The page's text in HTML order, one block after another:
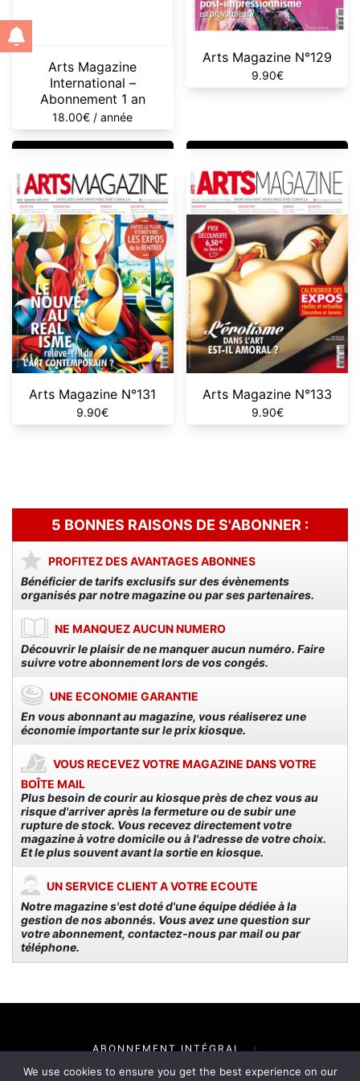
Arts Magazine
International –
Abonnement 1 an
18.00€ / année
Arts Magazine N°129
9.90€
Arts Magazine N°131
9.90€
Arts Magazine N°133
9.90€
5 BONNES RAISONS DE S'ABONNER :
PROFITEZ DES AVANTAGES ABONNES
Bénéficier de tarifs exclusifs sur des évènements
organisés par notre magazine ou par ses partenaires.
NE MANQUEZ AUCUN NUMERO
Découvrir le plaisir de ne manquer aucun numéro. Faire
suivre votre abonnement lors de vos congés.
UNE ECONOMIE GARANTIE
En vous abonnant au magazine, vous réaliserez une
économie importante sur le prix kiosque.
VOUS RECEVEZ VOTRE MAGAZINE DANS VOTRE
BOÎTE MAIL
Plus besoin de courir au kiosque près de chez vous au
risque d'arriver après la fermeture ou de subir une
rupture de stock. Vous recevez directement votre
magazine à votre domicile ou à l'adresse de votre choix.
Et le plus souvent avant la sortie en kiosque.
UN SERVICE CLIENT A VOTRE ECOUTE
Notre magazine s'est doté d'une équipe dédiée à la
gestion de nos abonnés. Vous avez une question sur
votre abonnement, contactez-nous par mail ou par
téléphone.
ABONNEMENT INTÉGRAL
ABONNEMENT NUMÉRIQUE
We use cookies to ensure you get the best experience on our